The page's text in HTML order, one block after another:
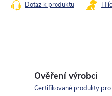
Dotaz k produktu
Ověření výrobci
Certifikované produkty pro